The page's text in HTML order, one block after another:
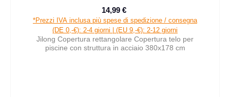
Prezzo di vendita:
14,99 €
*Prezzi IVA inclusa più spese di spedizione / consegna
(DE 0,-€): 2-4 giorni | (EU 9,-€): 2-12 giorni
Jilong Copertura rettangolare Copertura telo per
piscine con struttura in acciaio 380x178 cm